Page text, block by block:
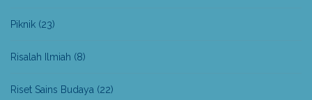
Piknik (23)
Risalah Ilmiah (8)
Riset Sains Budaya (22)